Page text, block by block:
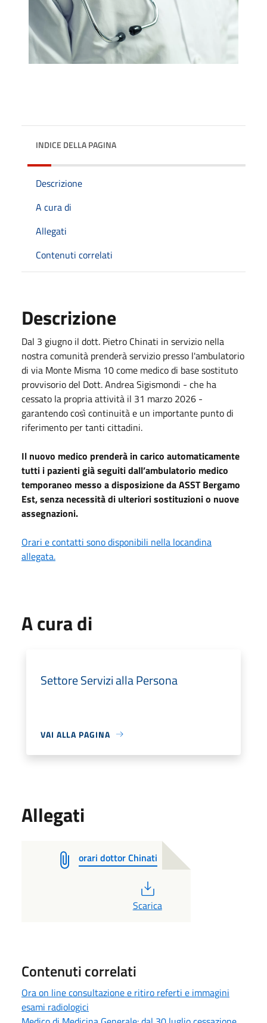
INDICE DELLA PAGINA
Descrizione
A cura di
Allegati
Contenuti correlati
Descrizione
Dal 3 giugno il dott. Pietro Chinati in servizio nella
nostra comunità prenderà servizio presso l'ambulatorio
di via Monte Misma 10 come medico di base sostituto
provvisorio del Dott. Andrea Sigismondi - che ha
cessato la propria attività il 31 marzo 2026 -
garantendo così continuità e un importante punto di
riferimento per tanti cittadini.
Il nuovo medico prenderà in carico automaticamente
tutti i pazienti già seguiti dall’ambulatorio medico
temporaneo messo a disposizione da ASST Bergamo
Est, senza necessità di ulteriori sostituzioni o nuove
assegnazioni.
Orari e contatti sono disponibili nella locandina
allegata.
A cura di
Settore Servizi alla Persona
VAI ALLA PAGINA
Allegati
orari dottor Chinati
Scarica
Contenuti correlati
Ora on line consultazione e ritiro referti e immagini
esami radiologici